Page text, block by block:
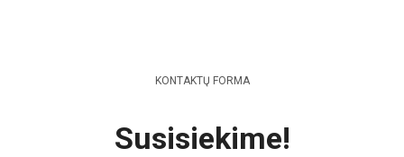
KONTAKTŲ FORMA
Susisiekime!